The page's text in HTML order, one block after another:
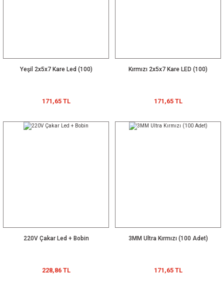
Yeşil 2x5x7 Kare Led (100)
171,65 TL
Kırmızı 2x5x7 Kare LED (100)
171,65 TL
220V Çakar Led + Bobin
228,86 TL
3MM Ultra Kırmızı (100 Adet)
171,65 TL